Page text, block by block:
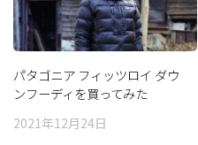
パタゴニア フィッツロイ ダウ
ンフーディを買ってみた
2021年12月24日